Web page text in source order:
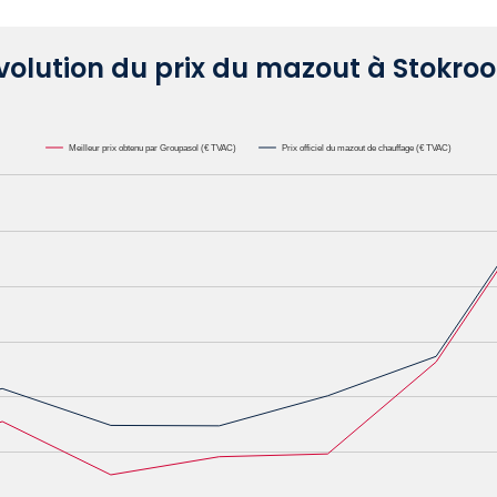
du prix du mazout à
Meilleur prix obtenu par Groupasol (€ TVAC) Prix officiel du mazout de chauffage (€ TVAC)